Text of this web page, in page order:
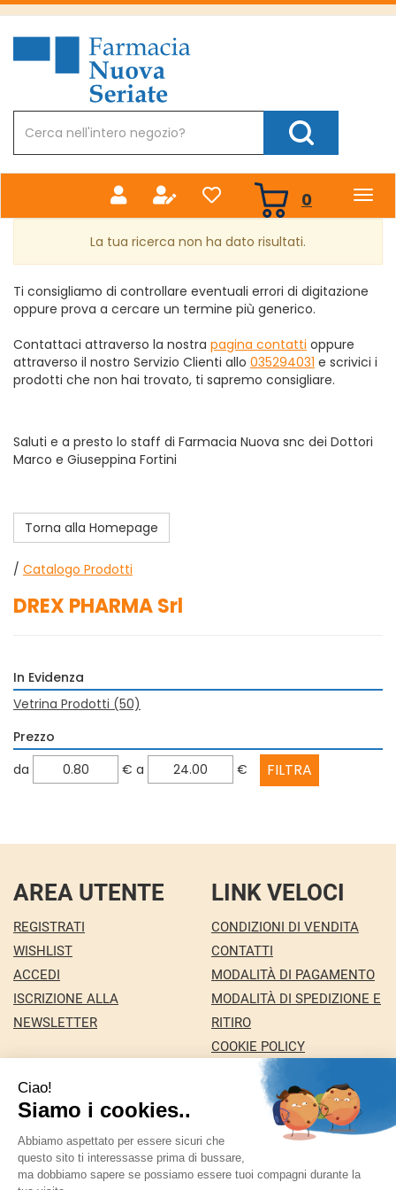
Passa
principale
Farmacia
Nuova
Prodotto
Cerca Prodotto
0 prodotti
inseriti
La tua ricerca non ha dato risultati.
Ti consigliamo di controllare eventuali errori di digitazione
oppure prova a cercare un termine più generico.
Contattaci attraverso la nostra pagina contatti oppure
attraverso il nostro Servizio Clienti allo 035294031 e scrivici i
prodotti che non hai trovato, ti sapremo consigliare.
Saluti e a presto lo staff di Farmacia Nuova snc dei Dottori
Marco e Giuseppina Fortini
Torna alla Homepage
/ Catalogo Prodotti
DREX PHARMA Srl
In Evidenza
Vetrina Prodotti (50)
Prezzo
filtra
da € filtra
a €
AREA UTENTE
REGISTRATI
WISHLIST
ACCEDI
ISCRIZIONE ALLA
NEWSLETTER
LINK VELOCI
CONDIZIONI DI VENDITA
CONTATTI
MODALITÀ DI PAGAMENTO
MODALITÀ DI SPEDIZIONE E
RITIRO
COOKIE POLICY
INFORMATIVA PRIVACY
Farmacia Nuova snc dei Dottori Marco e
Giuseppina Fortini - Via Italia 72 24068 Seriate (BG)
marforti@tin.it|Tel.: 035294031| P.Iva: 03258590169 |